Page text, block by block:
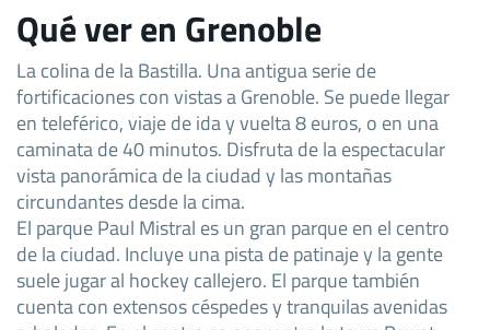
Qué ver en Grenoble
La colina de la Bastilla. Una antigua serie de
fortificaciones con vistas a Grenoble. Se puede llegar
en teleférico, viaje de ida y vuelta 8 euros, o en una
caminata de 40 minutos. Disfruta de la espectacular
vista panorámica de la ciudad y las montañas
circundantes desde la cima.
El parque Paul Mistral es un gran parque en el centro
de la ciudad. Incluye una pista de patinaje y la gente
suele jugar al hockey callejero. El parque también
cuenta con extensos céspedes y tranquilas avenidas